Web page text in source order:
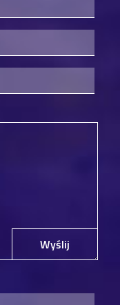
Wyślij